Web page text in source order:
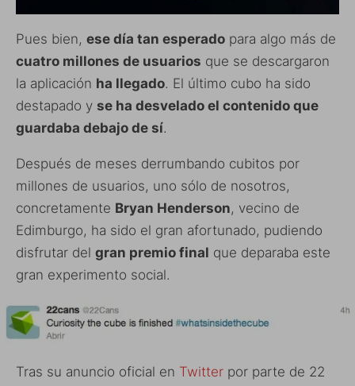
Pues bien, ese día tan esperado para algo más de
cuatro millones de usuarios que se descargaron
la aplicación ha llegado. El último cubo ha sido
destapado y se ha desvelado el contenido que
guardaba debajo de sí.
Después de meses derrumbando cubitos por
millones de usuarios, uno sólo de nosotros,
concretamente Bryan Henderson, vecino de
Edimburgo, ha sido el gran afortunado, pudiendo
disfrutar del gran premio final que deparaba este
gran experimento social.
Tras su anuncio oficial en Twitter por parte de 22